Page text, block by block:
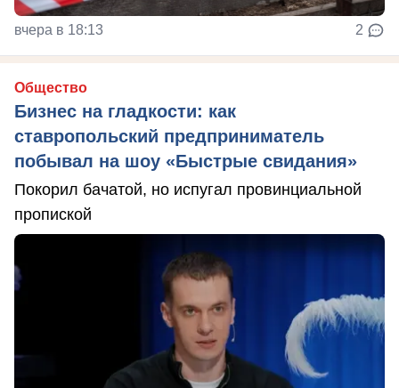
вчера в 18:13 2
Общество
Бизнес на гладкости: как
ставропольский предприниматель
побывал на шоу «Быстрые свидания»
Покорил бачатой, но испугал провинциальной
пропиской